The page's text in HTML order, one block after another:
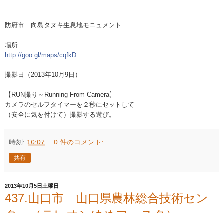
防府市 向島タヌキ生息地モニュメント
場所
http://goo.gl/maps/cqfkD
撮影日（2013年10月9日）
【RUN撮り～Running From Camera】
カメラのセルフタイマーを２秒にセットして
（安全に気を付けて）撮影する遊び。
時刻: 16:07 0 件のコメント:
共有
2013年10月5日土曜日
437.山口市 山口県農林総合技術セン